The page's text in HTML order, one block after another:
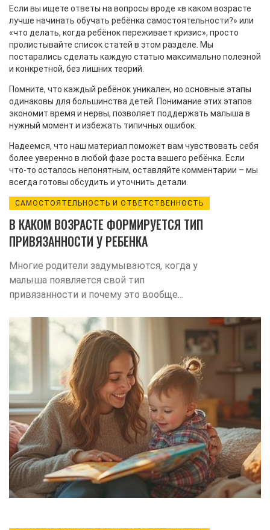
Если вы ищете ответы на вопросы вроде «в каком возрасте
лучше начинать обучать ребёнка самостоятельности?» или
«что делать, когда ребёнок переживает кризис», просто
пролистывайте список статей в этом разделе. Мы
постарались сделать каждую статью максимально полезной
и конкретной, без лишних теорий.
Помните, что каждый ребёнок уникален, но основные этапы
одинаковы для большинства детей. Понимание этих этапов
экономит время и нервы, позволяет поддержать малыша в
нужный момент и избежать типичных ошибок.
Надеемся, что наш материал поможет вам чувствовать себя
более уверенно в любой фазе роста вашего ребёнка. Если
что‑то осталось непонятным, оставляйте комментарии – мы
всегда готовы обсудить и уточнить детали.
САМОСТОЯТЕЛЬНОСТЬ И ОТВЕТСТВЕННОСТЬ
В КАКОМ ВОЗРАСТЕ ФОРМИРУЕТСЯ ТИП
ПРИВЯЗАННОСТИ У РЕБЕНКА
Многие родители задумываются, когда у
малыша появляется свой тип
привязанности и почему это вообще
этапы формирования привязанности,
реальные примеры из жизни детей и
простые советы для поддержания
здоровых отношений. Узнайте, как
можно помочь ребенку стать увереннее
и научиться доверять миру. Привожу
практичные рекомендации, которые
реально работают, без сложных
терминов и теорий.